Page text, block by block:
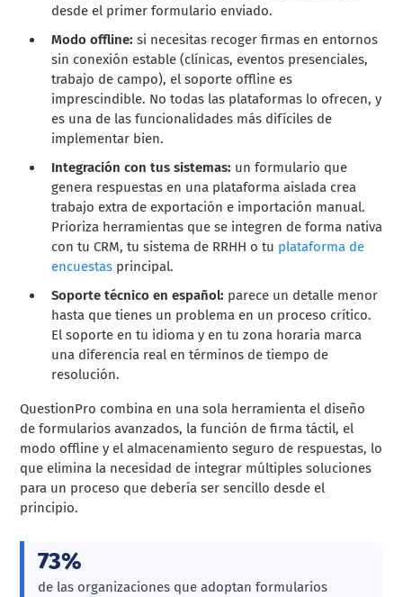
desde el primer formulario enviado.
Modo offline: si necesitas recoger firmas en entornos
sin conexión estable (clínicas, eventos presenciales,
trabajo de campo), el soporte offline es
imprescindible. No todas las plataformas lo ofrecen, y
es una de las funcionalidades más difíciles de
implementar bien.
Integración con tus sistemas: un formulario que
genera respuestas en una plataforma aislada crea
trabajo extra de exportación e importación manual.
Prioriza herramientas que se integren de forma nativa
con tu CRM, tu sistema de RRHH o tu plataforma de
encuestas principal.
Soporte técnico en español: parece un detalle menor
hasta que tienes un problema en un proceso crítico.
El soporte en tu idioma y en tu zona horaria marca
una diferencia real en términos de tiempo de
resolución.
QuestionPro combina en una sola herramienta el diseño
de formularios avanzados, la función de firma táctil, el
modo offline y el almacenamiento seguro de respuestas, lo
que elimina la necesidad de integrar múltiples soluciones
para un proceso que debería ser sencillo desde el
principio.
73%
de las organizaciones que adoptan formularios